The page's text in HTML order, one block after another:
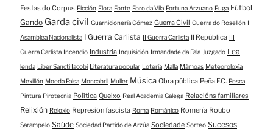
Festas do Corpus Ficción Flora Fonte Foro da Vila Fortuna Arzuano Fuga Fútbol
Gando Garda civil Guarnicionería Gómez Guerra Civil Guerra do Rosellón I
Asamblea Nacionalista I Guerra Carlista II Guerra Carlista II República III
Guerra Carlista Incendio Industria Inquisición Irmandade da Fala Juzgado Lea
lenda Liber Sancti Iacobi Literatura popular Lotería Malla Mámoas Meteoroloxía
Mexillón Moeda Falsa Moncabril Muller Música Obra pública Peña F.C. Pesca
Pintura Pirotecnia Política Queixo Real Academia Galega Relacións familiares
Relixión Reloxio Represión fascista Roma Románico Romería Roubo
Sarampelo Saúde Sociedad Partido de Arzúa Sociedade Sorteo Sucesos